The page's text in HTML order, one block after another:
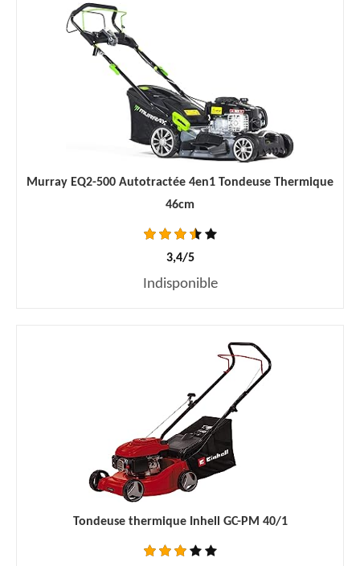
Murray EQ2-500 Autotractée 4en1 Tondeuse Thermique
46cm
3,4/5
Indisponible
Tondeuse thermique Inhell GC-PM 40/1